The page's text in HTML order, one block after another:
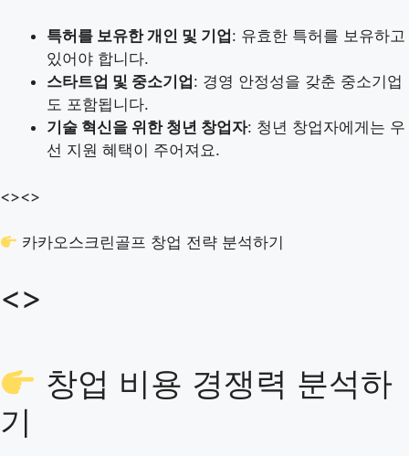
특허를 보유한 개인 및 기업 : 유효한 특허를 보유하고
있어야 합니다.
스타트업 및 중소기업 : 경영 안정성을 갖춘 중소기업
도 포함됩니다.
기술 혁신을 위한 청년 창업자: 청년 창업자에게는 우
선 지원 혜택이 주어져요.
<><>
카카오스크린골프 창업 전략 분석하기
<>
창업 비용 경쟁력 분석하
기